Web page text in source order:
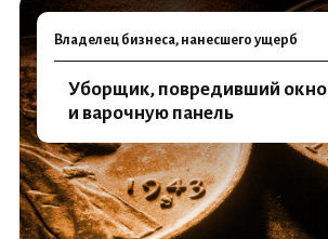
Владелец бизнеса, нанесшего ущерб
Уборщик, повредивший окно
и варочную панель